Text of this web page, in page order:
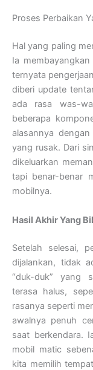
Proses Perbaikan
Hal yang paling
Ia
ternyata
diberi update
ada rasa was-
beberapa
alasannya
yang rusak. Dari
dikeluarkan
tapi benar-benar
mobilnya.
Hasil Akhir Yang
Setelah selesai,
dijalankan, tidak
“duk-duk” yang
terasa halus,
rasanya seperti
awalnya penuh
saat berkendara.
mobil matic
kita memilih